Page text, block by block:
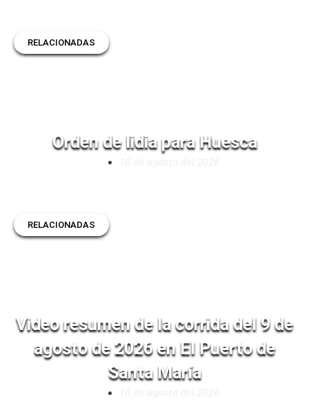
RELACIONADAS
Orden de lidia para Huesca
RELACIONADAS
Video resumen de la corrida del 9 de
agosto de 2026 en El Puerto de
Santa María